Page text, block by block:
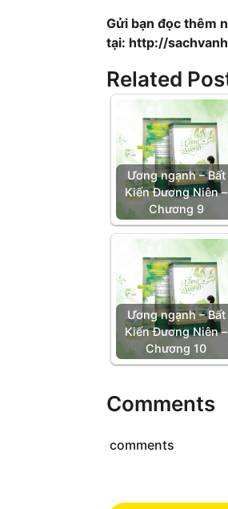
Gửi bạn đọc thêm
tại: http://
Related
Ương ngạnh – Bất
Kiến Đương Niên –
Chương 9
Ương ngạnh – Bất
Kiến Đương Niên –
Chương 10
Comments
comments